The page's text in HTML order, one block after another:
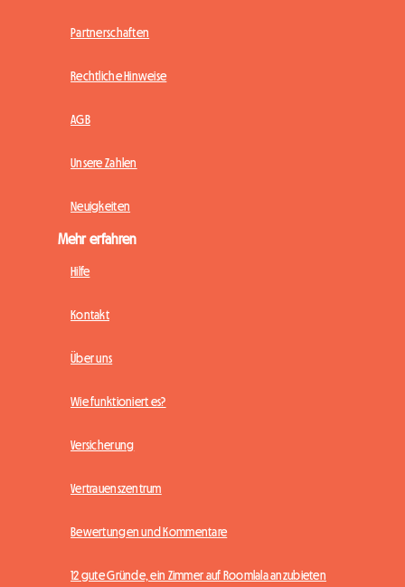
Partnerschaften
Rechtliche Hinweise
AGB
Unsere Zahlen
Neuigkeiten
Mehr erfahren
Hilfe
Kontakt
Über uns
Wie funktioniert es?
Versicherung
Vertrauenszentrum
Bewertungen und Kommentare
12 gute Gründe, ein Zimmer auf Roomlala anzubieten